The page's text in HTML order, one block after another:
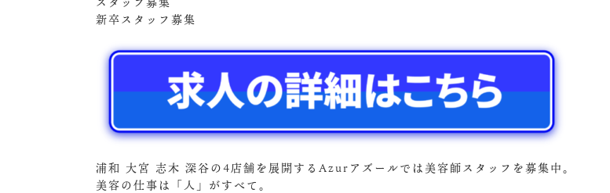
新卒スタッフ募集
浦和 大宮 志木 深谷の4店舗を展開するAzurアズールでは美容師スタッフを募集中。
美容の仕事は「人」がすべて。